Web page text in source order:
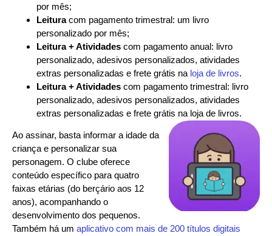
por mês;
Leituracom pagamento trimestral: um livro
personalizado por mês;
Leitura + Atividades com pagamento anual: livro
personalizado, adesivos personalizados, atividades
extras personalizadas e frete grátis na loja de livros.
Leitura + Atividades com pagamento trimestral: livro
personalizado, adesivos personalizados, atividades
extras personalizadas e frete grátis na loja de livros.
Ao assinar, basta informar a idade da
criança e personalizar sua
personagem. O clube oferece
conteúdo específico para quatro
faixas etárias (do berçário aos 12
anos), acompanhando o
desenvolvimento dos pequenos.
Também há um aplicativo com mais de 200 títulos digitais